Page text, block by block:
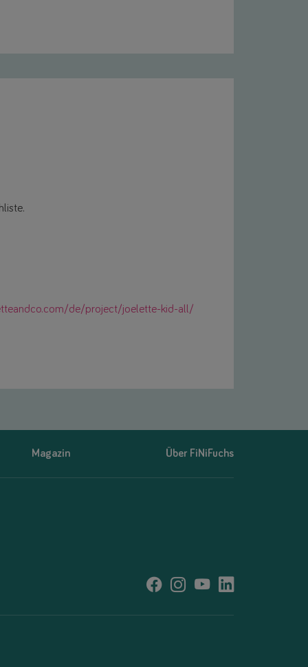
de/project/joelette-kid-all/
Magazin Über FiNiFuchs